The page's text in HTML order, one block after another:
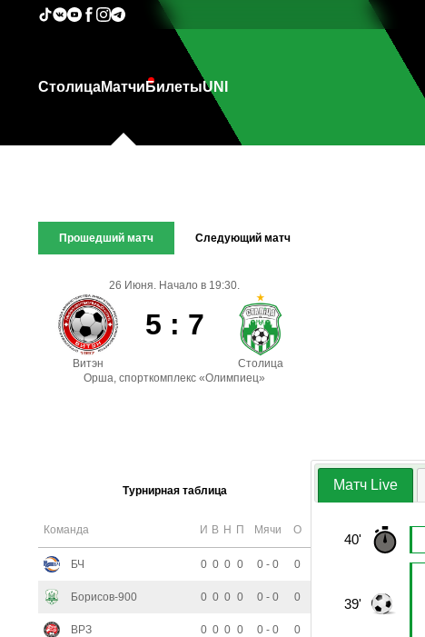
СтолицаМатчи БилетыUNI
Прошедший матч Следующий матч
26 Июня. Начало в 19:30.
5 : 7
Витэн
Столица
Орша, спорткомплекс «Олимпиец»
Турнирная таблица
Команда И В Н П Мячи О
БЧ 0 0 0 0 0 - 0 0
Борисов-900 0 0 0 0 0 - 0 0
ВРЗ 0 0 0 0 0 - 0 0
Матч Live
40'
39'